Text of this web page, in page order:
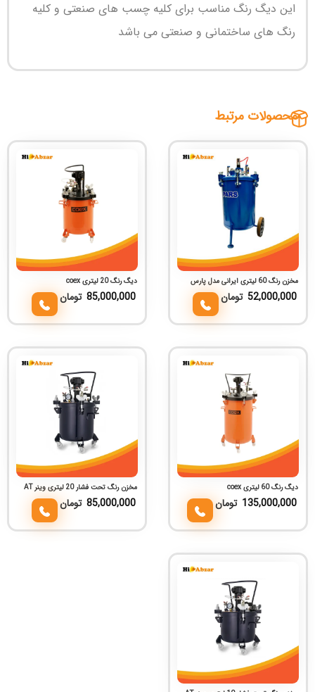
این دیگ رنگ مناسب برای کلیه چسب های صنعتی و کلیه
رنگ های ساختمانی و صنعتی می باشد
محصولات مرتبط
مخزن رنگ 60 لیتری ایرانی مدل پارس
52,000,000 تومان
دیگ رنگ 20 لیتری coex
85,000,000 تومان
دیگ رنگ 60 لیتری coex
135,000,000 تومان
مخزن رنگ تحت فشار 20 لیتری وینر AT
85,000,000 تومان